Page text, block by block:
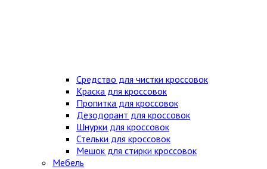
Средство для чистки кроссовок
Краска для кроссовок
Пропитка для кроссовок
Дезодорант для кроссовок
Шнурки для кроссовок
Стельки для кроссовок
Мешок для стирки кроссовок
Мебель